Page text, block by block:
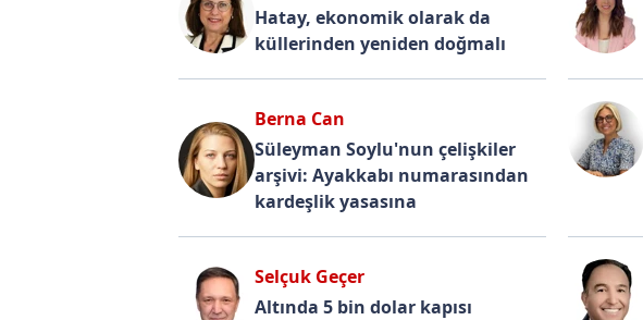
Hatay, ekonomik olarak da
küllerinden yeniden doğmalı
Berna Can
Süleyman Soylu'nun çelişkiler
arşivi: Ayakkabı numarasından
kardeşlik yasasına
Selçuk Geçer
Altında 5 bin dolar kapısı